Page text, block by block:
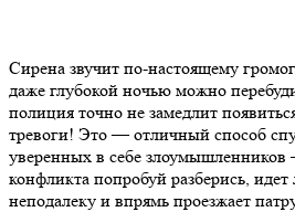
Сирена звучит по-настоящему
даже глубокой ночью можно
полиция точно не замедлит
тревоги! Это — отличный способ
уверенных в себе злоумышленников
конфликта попробуй разберись,
неподалеку и впрямь проезжает